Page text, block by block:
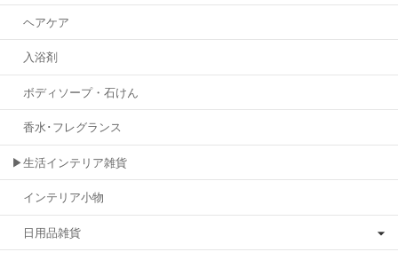
ヘアケア
入浴剤
ボディソープ・石けん
香水･フレグランス
▶生活インテリア雑貨
インテリア小物
日用品雑貨